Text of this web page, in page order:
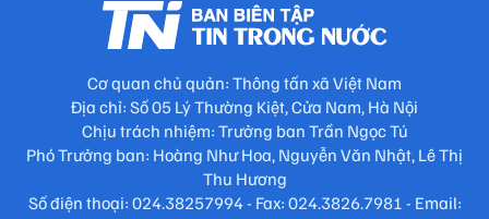
Cơ quan chủ quản: Thông tấn xã Việt Nam
Địa chỉ: Số 05 Lý Thường Kiệt, Cửa Nam, Hà Nội
Chịu trách nhiệm: Trưởng ban Trần Ngọc Tú
Phó Trưởng ban: Hoàng Như Hoa, Nguyễn Văn Nhật, Lê Thị
Thu Hương
Số điện thoại: 024.38257994 - Fax: 024.3826.7981 - Email: